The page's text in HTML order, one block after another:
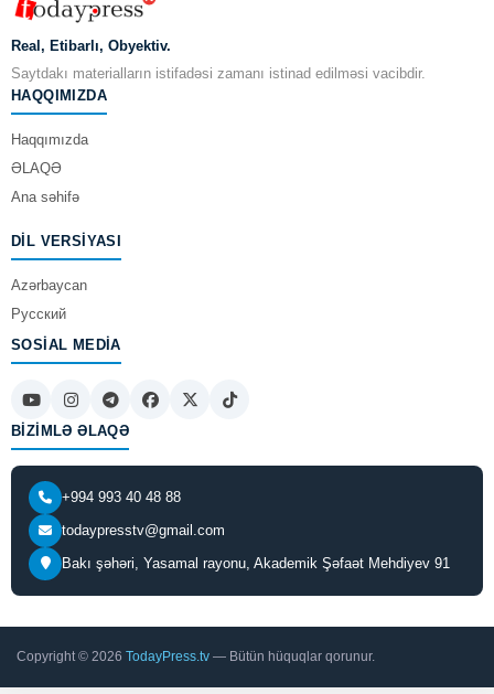
Real, Etibarlı, Obyektiv.
Saytdakı materialların istifadəsi zamanı istinad edilməsi vacibdir.
HAQQIMIZDA
Haqqımızda
ƏLAQƏ
Ana səhifə
DIL VERSIYASI
Azərbaycan
Русский
SOSIAL MEDIA
BIZIMLƏ ƏLAQƏ
+994 993 40 48 88
todaypresstv@gmail.com
Bakı şəhəri, Yasamal rayonu, Akademik Şəfaət Mehdiyev 91
Copyright © 2026 TodayPress.tv — Bütün hüquqlar qorunur.